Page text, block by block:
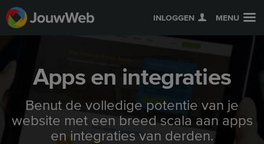
INLOGGEN MENU
Apps en integraties
Benut de volledige potentie van je
website met een breed scala aan apps
en integraties van derden.